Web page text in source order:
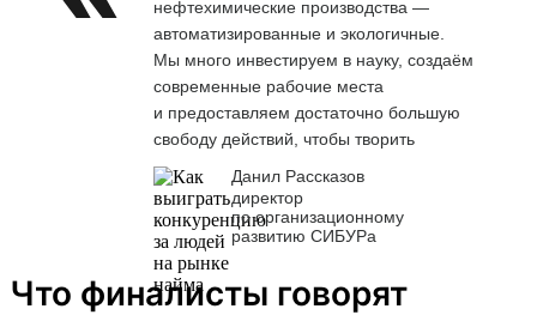
нефтехимические производства —
автоматизированные и экологичные.
Мы много инвестируем в науку, создаём
современные рабочие места
и предоставляем достаточно большую
свободу действий, чтобы творить
Данил Рассказов
директор
по организационному
развитию СИБУРа
Что финалисты говорят